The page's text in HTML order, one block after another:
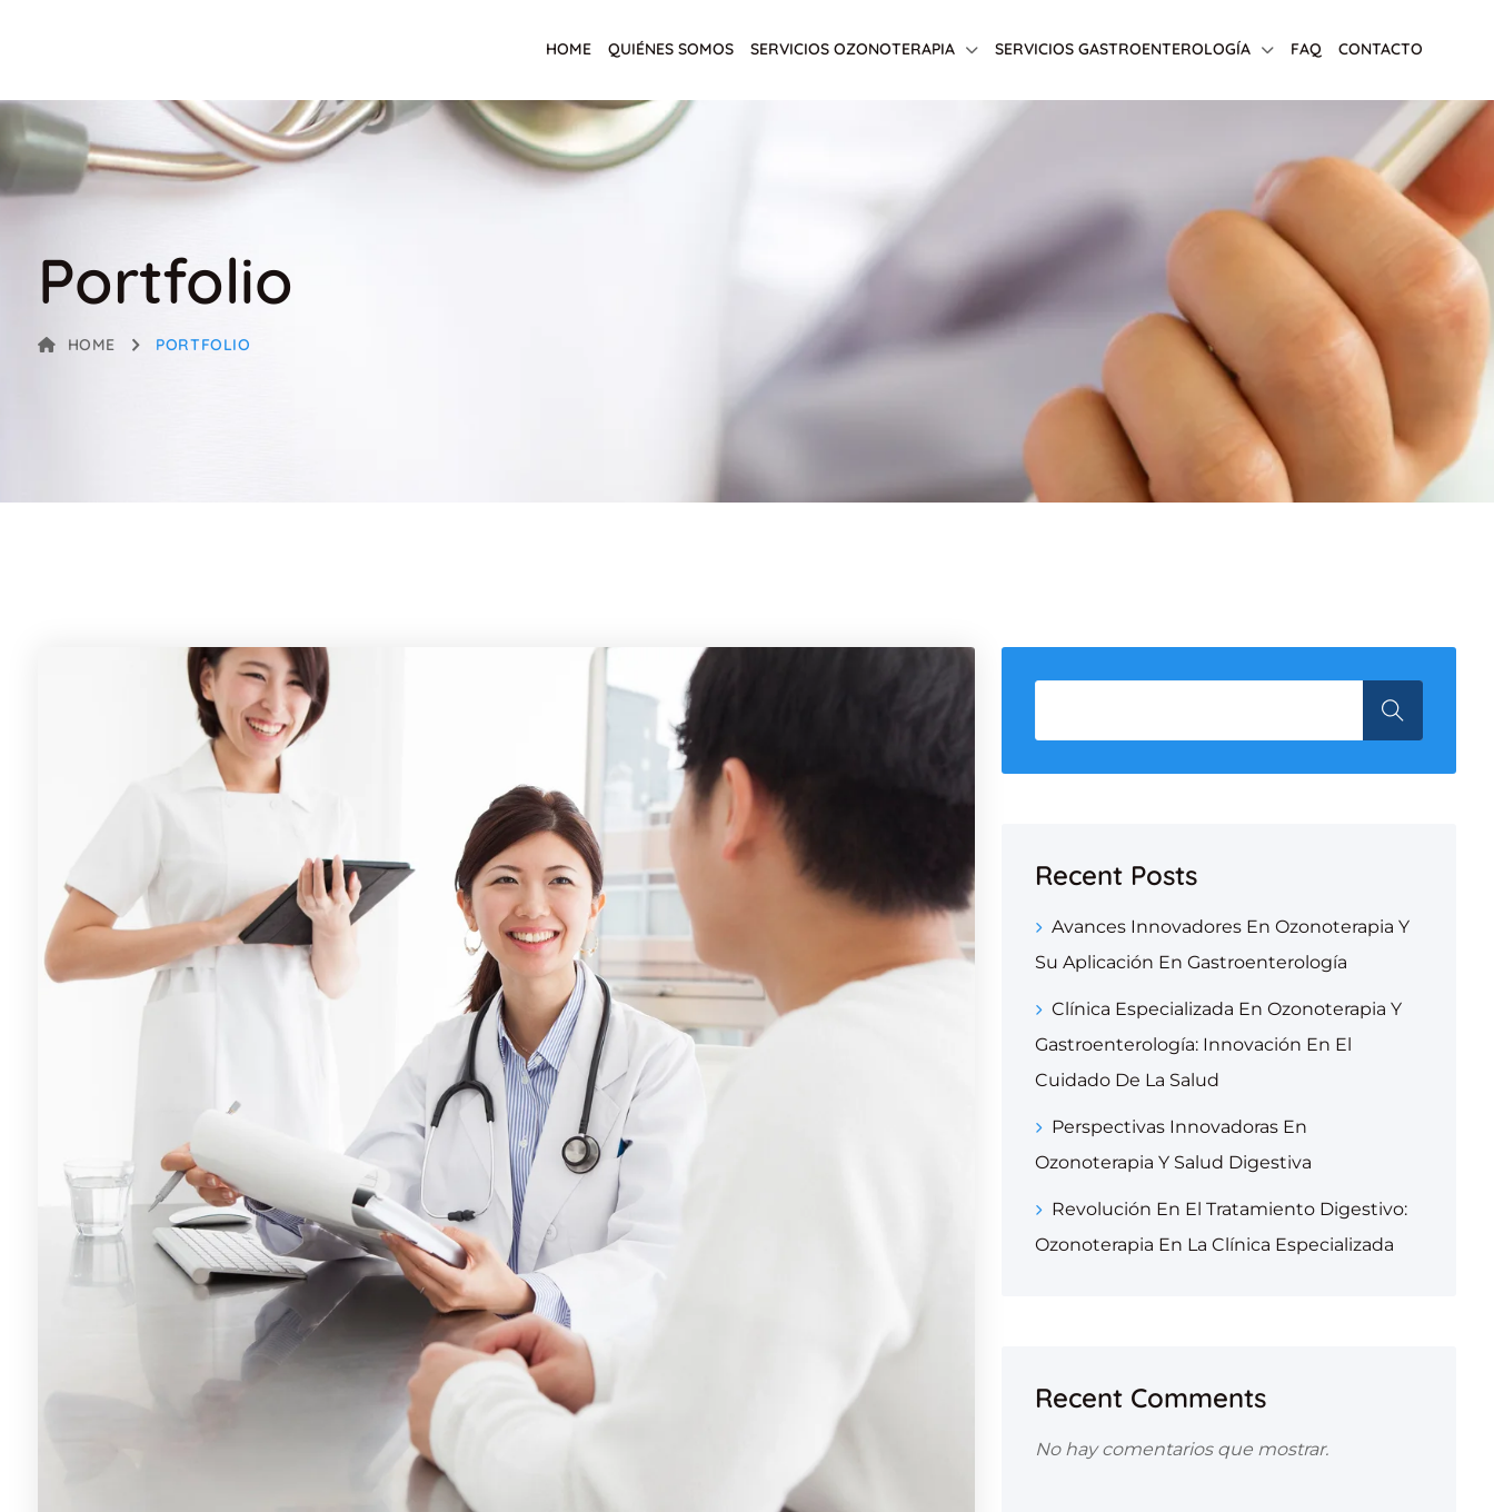
HOME QUIÉNES SOMOS SERVICIOS OZONOTERAPIA SERVICIOS GASTROENTEROLOGÍA FAQ CONTACTO
Portfolio
HOME PORTFOLIO
Recent Posts
Avances Innovadores En Ozonoterapia Y
Su Aplicación En Gastroenterología
Clínica Especializada En Ozonoterapia Y
Gastroenterología: Innovación En El
Cuidado De La Salud
Perspectivas Innovadoras En
Ozonoterapia Y Salud Digestiva
Revolución En El Tratamiento Digestivo:
Ozonoterapia En La Clínica Especializada
Recent Comments
No hay comentarios que mostrar.